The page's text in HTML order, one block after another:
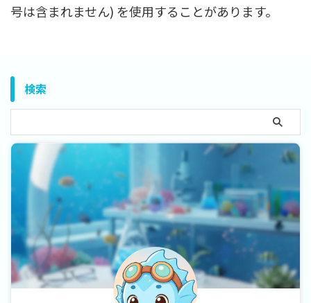
号は含まれません) を使用することがあります。
検索